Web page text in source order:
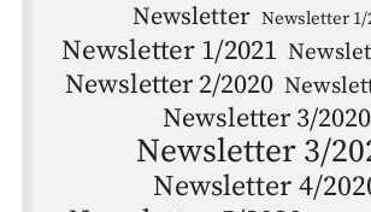
Newsletter Newsletter 1/
Newsletter 1/2021
Newsletter 2/2020
Newsletter 3/2020
Newsletter 3/
Newsletter 4/